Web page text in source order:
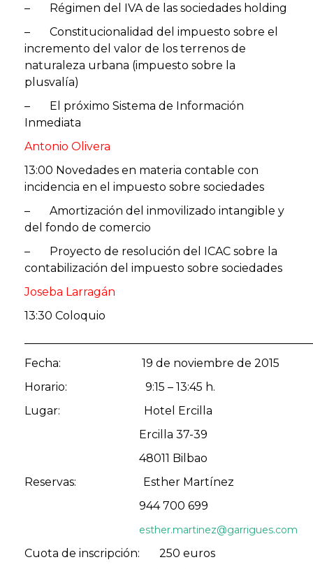
– Régimen del IVA de las sociedades holding
– Constitucionalidad del impuesto sobre el
incremento del valor de los terrenos de
naturaleza urbana (impuesto sobre la
plusvalía)
– El próximo Sistema de Información
Inmediata
Antonio Olivera
13:00 Novedades en materia contable con
incidencia en el impuesto sobre sociedades
– Amortización del inmovilizado intangible y
del fondo de comercio
– Proyecto de resolución del ICAC sobre la
contabilización del impuesto sobre sociedades
Joseba Larragán
13:30 Coloquio
Fecha: 19 de noviembre de 2015
Horario: 9:15 – 13:45 h.
Lugar: Hotel Ercilla
Ercilla 37-39
48011 Bilbao
Reservas: Esther Martínez
944 700 699
esther.martinez@garrigues.com
Cuota de inscripción: 250 euros